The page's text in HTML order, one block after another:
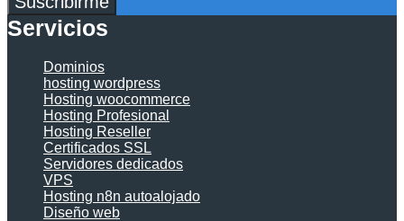
Servicios
Dominios
hosting wordpress
Hosting woocommerce
Hosting Profesional
Hosting Reseller
Certificados SSL
Servidores dedicados
VPS
Hosting n8n autoalojado
Diseño web